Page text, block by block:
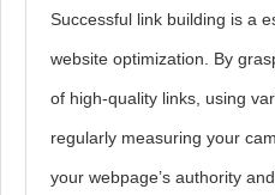
Successful link building is a
website optimization. By
of high-quality links, using
regularly measuring your
your webpage’s authority